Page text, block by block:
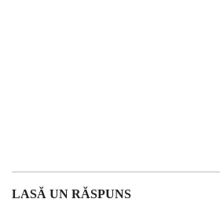
LASĂ UN RĂSPUNS